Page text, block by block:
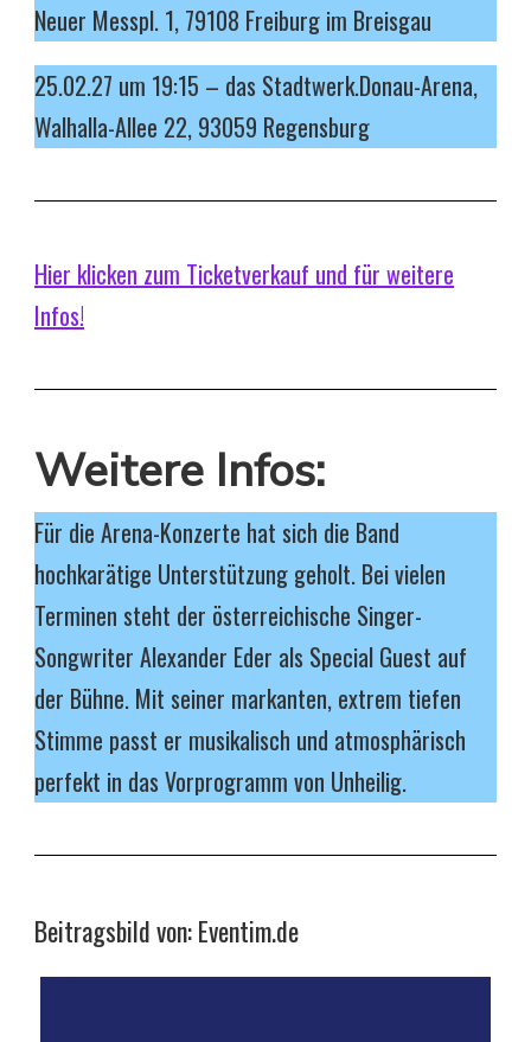
Neuer Messpl. 1, 79108 Freiburg im Breisgau
25.02.27 um 19:15 – das Stadtwerk.Donau-Arena,
Walhalla-Allee 22, 93059 Regensburg
Hier klicken zum Ticketverkauf und für weitere
Infos!
Weitere Infos:
Für die Arena-Konzerte hat sich die Band
hochkarätige Unterstützung geholt. Bei vielen
Terminen steht der österreichische Singer-
Songwriter Alexander Eder als Special Guest auf
der Bühne. Mit seiner markanten, extrem tiefen
Stimme passt er musikalisch und atmosphärisch
perfekt in das Vorprogramm von Unheilig.
Beitragsbild von: Eventim.de